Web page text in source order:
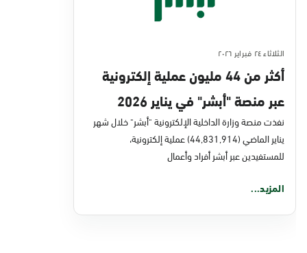
الثلاثاء ٢٤ فبراير ٢٠٢٦
أكثر من 44 مليون عملية إلكترونية
عبر منصة "أبشر" في يناير 2026
نفذت منصة وزارة الداخلية الإلكترونية "أبشر" خلال شهر
يناير الماضي (44,831,914) عملية إلكترونية،
للمستفيدين عبر أبشر أفراد وأعمال
المزيد...